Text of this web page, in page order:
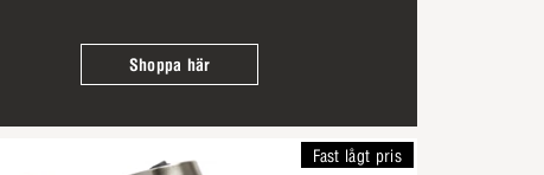
Shoppa här
Fast lågt pris